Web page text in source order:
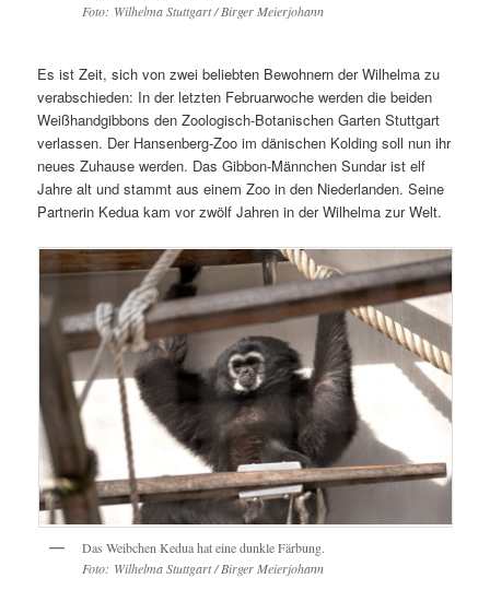
Foto: Wilhelma Stuttgart / Birger Meierjohann
Es ist Zeit, sich von zwei beliebten Bewohnern der Wilhelma zu
verabschieden: In der letzten Februarwoche werden die beiden
Weißhandgibbons den Zoologisch-Botanischen Garten Stuttgart
verlassen. Der Hansenberg-Zoo im dänischen Kolding soll nun ihr
neues Zuhause werden. Das Gibbon-Männchen Sundar ist elf
Jahre alt und stammt aus einem Zoo in den Niederlanden. Seine
Partnerin Kedua kam vor zwölf Jahren in der Wilhelma zur Welt.
Das Weibchen Kedua hat eine dunkle Färbung.
Foto: Wilhelma Stuttgart / Birger Meierjohann